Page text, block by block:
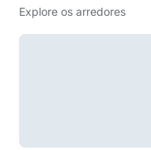
Explore os arredores